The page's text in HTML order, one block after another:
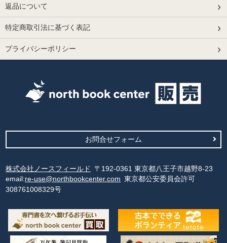
返品について
特定商取引法に基づく表記
プライバシーポリシー
お問合せフォーム
株式会社ノースフィールド
〒192-0361 東京都八王子市越野8-23
email:re-use@northbookcenter.com 東京都公安委員会許可
308761008329号